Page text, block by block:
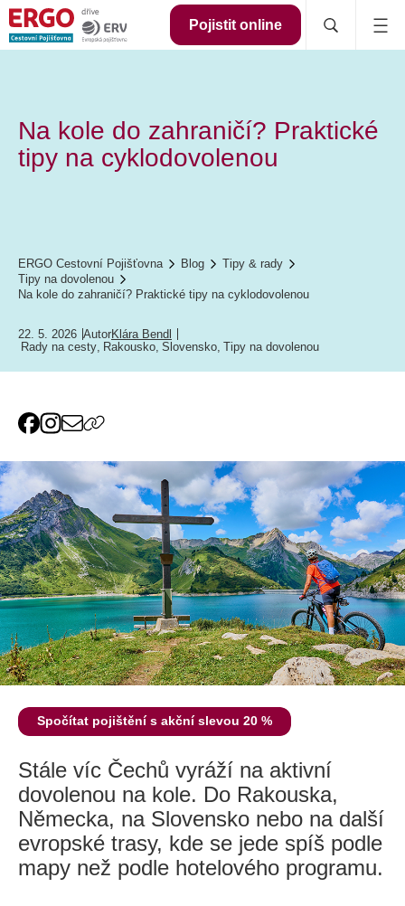
Pojistit online
Na kole do zahraničí? Praktické
tipy na cyklodovolenou
ERGO Cestovní Pojišťovna Blog
Tipy & rady
Tipy na dovolenou
Na kole do zahraničí? Praktické tipy na cyklodovolenou
22. 5. 2026 AutorKlára Bendl
Rady na cesty, Rakousko, Slovensko, Tipy na dovolenou
Spočítat pojištění s akční slevou 20 %
Stále víc Čechů vyráží na aktivní
dovolenou na kole. Do Rakouska,
Německa, na Slovensko nebo na další
evropské trasy, kde se jede spíš podle
mapy než podle hotelového programu.